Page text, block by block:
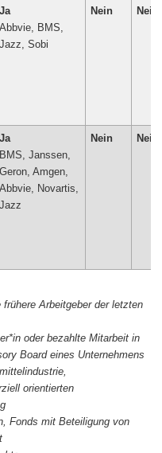
Ja
Abbvie, BMS,
Jazz, Sobi
Nein Nein
Ja
BMS, Janssen,
Geron, Amgen,
Abbvie, Novartis,
Jazz
Nein Nein
Arbeitgeber der letzten
oder bezahlte Mitarbeit in
Board eines Unternehmens
orientierten
Fonds mit Beteiligung von